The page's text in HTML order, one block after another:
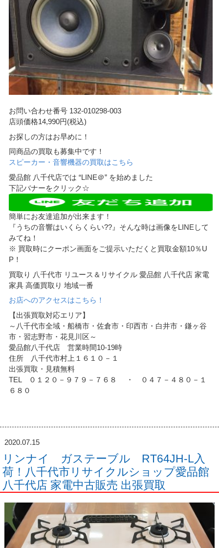
お問い合わせ番号 132-010298-003
店頭価格14,990円(税込)
お探しの方はお早めに！
同商品の買取も募集中です！
スピーカー・音響機器の買取はこちら
愛品館 八千代店では “LINE＠” を始めました
下記バナーをクリック☆
簡単にお友達追加が出来ます！
『うちの音響はいくらくらい??』そんな時は画像をLINEして
みてね！
※ 買取時にクーポン画面をご提示いただくと買取金額10％U
P！
買取り 八千代市 リユース＆リサイクル 愛品館 八千代店 家電
家具 高価買取り 地域一番
お店へのアクセスはこちら！
【出張買取対応エリア】
～八千代市全域・船橋市・佐倉市・印西市・白井市・鎌ヶ谷
市・習志野市・花見川区～
愛品館八千代店 営業時間10-19時
住所 八千代市村上１６１０－１
出張買取・見積無料
TEL ０１２０－９７９－７６８ ・ ０４７－４８０－１
６８０
2020.07.15
リンナイ ガステーブル RT64JH-L入
荷！八千代市リサイクルショップ愛品館
八千代店 家電中古販売 出張買取